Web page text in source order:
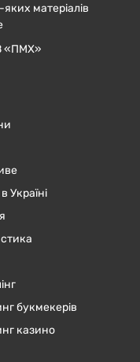
матеріалів
«ПМХ»
Україні
букмекерів
казино